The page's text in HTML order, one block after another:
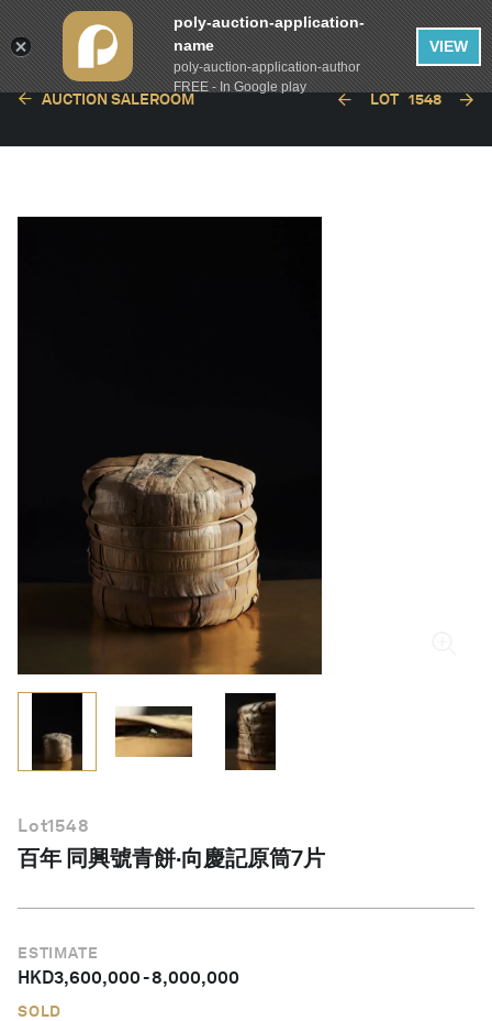
繁體中文
AUCTION SALEROOM LOT 1548
Lot1548
百年 同興號青餅·向慶記原筒7片
ESTIMATE
HKD3,600,000-8,000,000
SOLD
poly-auction-application-
name
poly-auction-application-author
FREE - In Google play
VIEW